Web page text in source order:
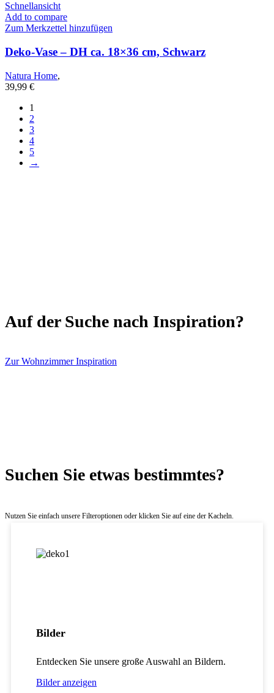
Schnellansicht
Add to compare
Zum Merkzettel hinzufügen
Deko-Vase – DH ca. 18×36 cm, Schwarz
Natura Home,
39,99 €
1
2
3
4
5
→
Auf der Suche nach Inspiration?
Zur Wohnzimmer Inspiration
Suchen Sie etwas bestimmtes?
Nutzen Sie einfach unsere Filteroptionen oder klicken Sie auf eine der Kacheln.
Bilder
Entdecken Sie unsere große Auswahl an Bildern.
Bilder anzeigen